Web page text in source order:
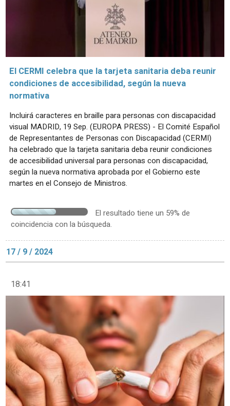
El CERMI celebra que la tarjeta sanitaria deba reunir
condiciones de accesibilidad, según la nueva
normativa
Incluirá caracteres en braille para personas con discapacidad
visual MADRID, 19 Sep. (EUROPA PRESS) - El Comité Español
de Representantes de Personas con Discapacidad (CERMI)
ha celebrado que la tarjeta sanitaria deba reunir condiciones
de accesibilidad universal para personas con discapacidad,
según la nueva normativa aprobada por el Gobierno este
martes en el Consejo de Ministros.
El resultado tiene un 59% de
coincidencia con la búsqueda.
17 / 9 / 2024
18:41